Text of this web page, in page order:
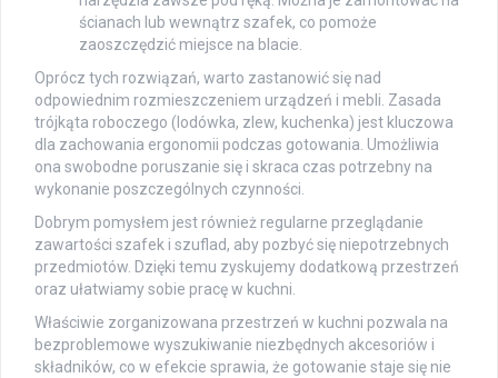
ścianach lub wewnątrz szafek, co pomoże
zaoszczędzić miejsce na blacie.
Oprócz tych rozwiązań, warto zastanowić się nad
odpowiednim rozmieszczeniem urządzeń i mebli. Zasada
trójkąta roboczego (lodówka, zlew, kuchenka) jest kluczowa
dla zachowania ergonomii podczas gotowania. Umożliwia
ona swobodne poruszanie się i skraca czas potrzebny na
wykonanie poszczególnych czynności.
Dobrym pomysłem jest również regularne przeglądanie
zawartości szafek i szuflad, aby pozbyć się niepotrzebnych
przedmiotów. Dzięki temu zyskujemy dodatkową przestrzeń
oraz ułatwiamy sobie pracę w kuchni.
Właściwie zorganizowana przestrzeń w kuchni pozwala na
bezproblemowe wyszukiwanie niezbędnych akcesoriów i
składników, co w efekcie sprawia, że gotowanie staje się nie